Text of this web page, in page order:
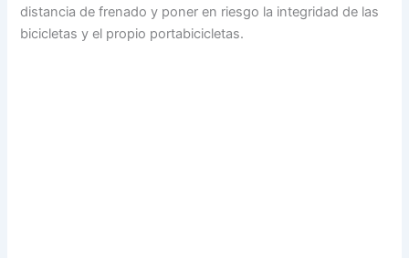
distancia de frenado y poner en riesgo la integridad de las
bicicletas y el propio portabicicletas.